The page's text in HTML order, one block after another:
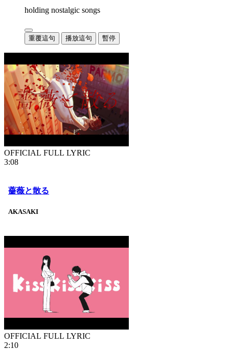
holding nostalgic songs
重覆這句 播放這句 暫停
OFFICIAL FULL LYRIC
3:08
薔薇と散る
AKASAKI
OFFICIAL FULL LYRIC
2:10